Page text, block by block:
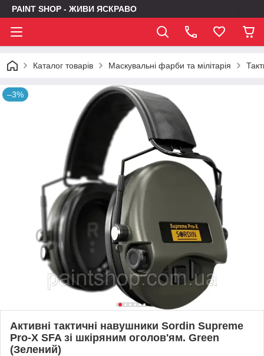
PAINT SHOP - ЖИВИ ЯСКРАВО
Каталог товарів Маскувальні фарби та мілітарія
–3%
Активні тактичні навушники Sordin Supreme
Pro-X SFA зі шкіряним оголов'ям. Green
(Зелений)